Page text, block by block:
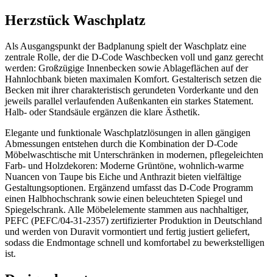
Herzstück Waschplatz
Als Ausgangspunkt der Badplanung spielt der Waschplatz eine
zentrale Rolle, der die D-Code Waschbecken voll und ganz gerecht
werden: Großzügige Innenbecken sowie Ablageflächen auf der
Hahnlochbank bieten maximalen Komfort. Gestalterisch setzen die
Becken mit ihrer charakteristisch gerundeten Vorderkante und den
jeweils parallel verlaufenden Außenkanten ein starkes Statement.
Halb- oder Standsäule ergänzen die klare Ästhetik.
Elegante und funktionale Waschplatzlösungen in allen gängigen
Abmessungen entstehen durch die Kombination der D-Code
Möbelwaschtische mit Unterschränken in modernen, pflegeleichten
Farb- und Holzdekoren: Moderne Grüntöne, wohnlich-warme
Nuancen von Taupe bis Eiche und Anthrazit bieten vielfältige
Gestaltungsoptionen. Ergänzend umfasst das D-Code Programm
einen Halbhochschrank sowie einen beleuchteten Spiegel und
Spiegelschrank. Alle Möbelelemente stammen aus nachhaltiger,
PEFC (PEFC/04-31-2357) zertifizierter Produktion in Deutschland
und werden von Duravit vormontiert und fertig justiert geliefert,
sodass die Endmontage schnell und komfortabel zu bewerkstelligen
ist.